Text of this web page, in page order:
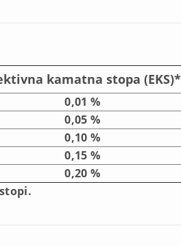
kamatna stopa (EKS)*
0,01 %
0,05 %
0,10 %
0,15 %
0,20 %